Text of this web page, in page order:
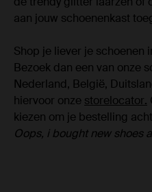
aan jouw schoenenkast
Shop je liever je schoenen
Bezoek dan een van onze
Nederland, België,
hiervoor onze storelocator.
kiezen om je bestelling
Oops, i bought new shoes